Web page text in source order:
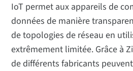
IoT permet aux appareils de
données de manière
de topologies de réseau en
extrêmement limitée. Grâce à
de différents fabricants